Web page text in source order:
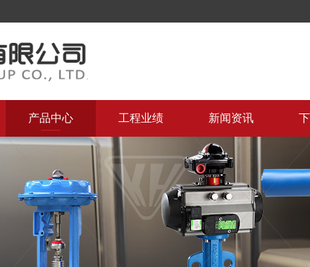
产品中心 工程业绩 新闻资讯